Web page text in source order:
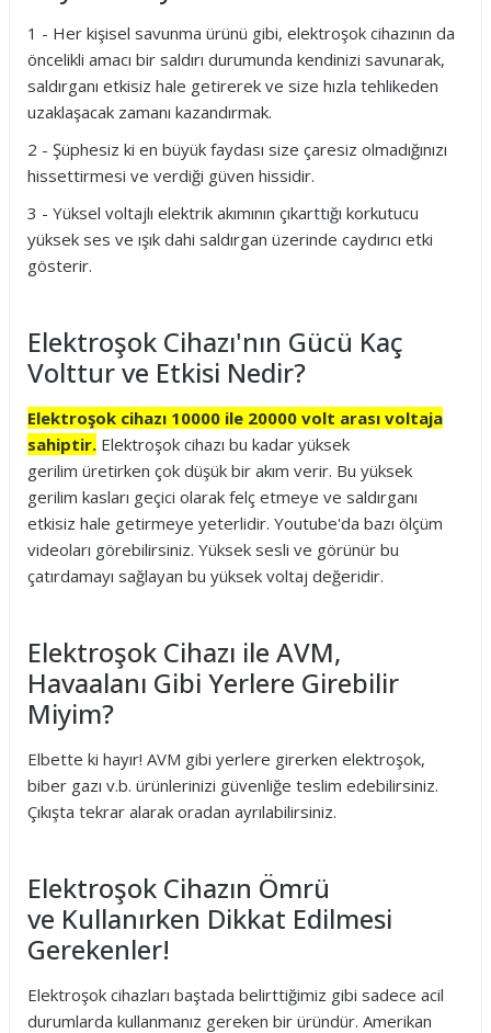
1 - Her kişisel savunma ürünü gibi, elektroşok cihazının da
öncelikli amacı bir saldırı durumunda kendinizi savunarak,
saldırganı etkisiz hale getirerek ve size hızla tehlikeden
uzaklaşacak zamanı kazandırmak.
2 - Şüphesiz ki en büyük faydası size çaresiz olmadığınızı
hissettirmesi ve verdiği güven hissidir.
3 - Yüksel voltajlı elektrik akımının çıkarttığı korkutucu
yüksek ses ve ışık dahi saldırgan üzerinde caydırıcı etki
gösterir.
Elektroşok Cihazı'nın Gücü Kaç
Volttur ve Etkisi Nedir?
Elektroşok cihazı 10000 ile 20000 volt arası voltaja
sahiptir. Elektroşok cihazı bu kadar yüksek
gerilim üretirken çok düşük bir akım verir. Bu yüksek
gerilim kasları geçici olarak felç etmeye ve saldırganı
etkisiz hale getirmeye yeterlidir. Youtube'da bazı ölçüm
videoları görebilirsiniz. Yüksek sesli ve görünür bu
çatırdamayı sağlayan bu yüksek voltaj değeridir.
Elektroşok Cihazı ile AVM,
Havaalanı Gibi Yerlere Girebilir
Miyim?
Elbette ki hayır! AVM gibi yerlere girerken elektroşok,
biber gazı v.b. ürünlerinizi güvenliğe teslim edebilirsiniz.
Çıkışta tekrar alarak oradan ayrılabilirsiniz.
Elektroşok Cihazın Ömrü
ve Kullanırken Dikkat Edilmesi
Gerekenler!
Elektroşok cihazları baştada belirttiğimiz gibi sadece acil
durumlarda kullanmanız gereken bir üründür. Amerikan